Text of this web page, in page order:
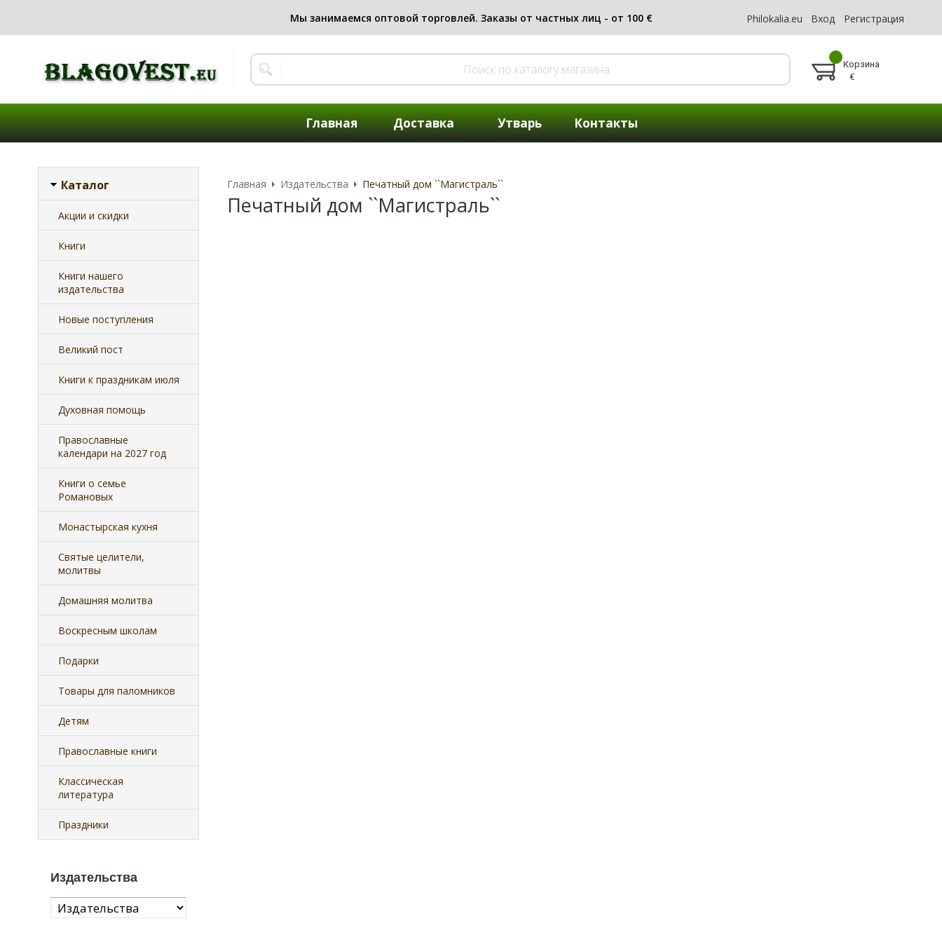
Philokalia.eu Вход Регистрация
Корзина
€
Главная Доставка Утварь Контакты
Каталог
Акции и скидки
Книги
Книги нашего
издательства
Новые поступления
Великий пост
Книги к праздникам июля
Духовная помощь
Православные
календари на 2027 год
Книги о семье
Романовых
Монастырская кухня
Святые целители,
молитвы
Домашняя молитва
Воскресным школам
Подарки
Товары для паломников
Детям
Православные книги
Классическая
литература
Праздники
Издательства
Главная Издательства Печатный дом ``Магистраль``
Печатный дом ``Магистраль``